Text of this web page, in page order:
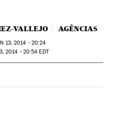
VALLEJO AGÊNCIAS
13, 2014 - 20:24
2014 - 20:54 EDT
Sociales